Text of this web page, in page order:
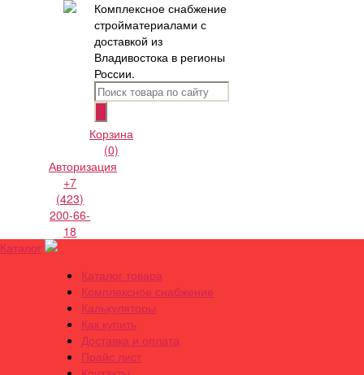
Комплексное снабжение
стройматериалами с
доставкой из
Владивостока в регионы
России.
Корзина
(0)
Авторизация
+7
(423)
200-66-
18
Каталог
Каталог товара
Комплексное снабжение
Калькуляторы
Как купить
Доставка и оплата
Прайс лист